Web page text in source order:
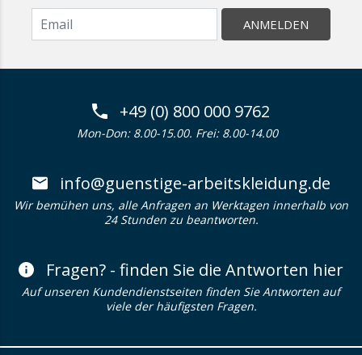
ANMELDEN
+49 (0) 800 000 9762
Mon-Don: 8.00-15.00. Frei: 8.00-14.00
info@guenstige-arbeitskleidung.de
Wir bemühen uns, alle Anfragen an Werktagen innerhalb von
24 Stunden zu beantworten.
Fragen? - finden Sie die Antworten hier
Auf unseren Kundendienstseiten finden Sie Antworten auf
viele der häufigsten Fragen.